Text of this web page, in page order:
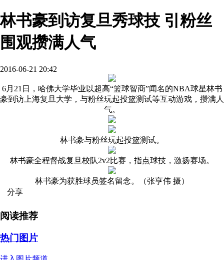
林书豪到访复旦秀球技 引粉丝
围观攒满人气
2016-06-21 20:42
6月21日，哈佛大学毕业以超高“篮球智商”闻名的NBA球星林书
豪到访上海复旦大学，与粉丝玩起投篮测试等互动游戏，攒满人
气。
林书豪与粉丝玩起投篮测试。
林书豪全程督战复旦校队2v2比赛，指点球技，激扬赛场。
林书豪为获胜球员签名留念。（张亨伟 摄）
分享
阅读推荐
热门图片